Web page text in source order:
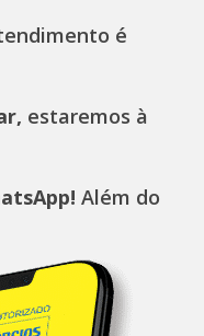
é
estaremos à
Além do